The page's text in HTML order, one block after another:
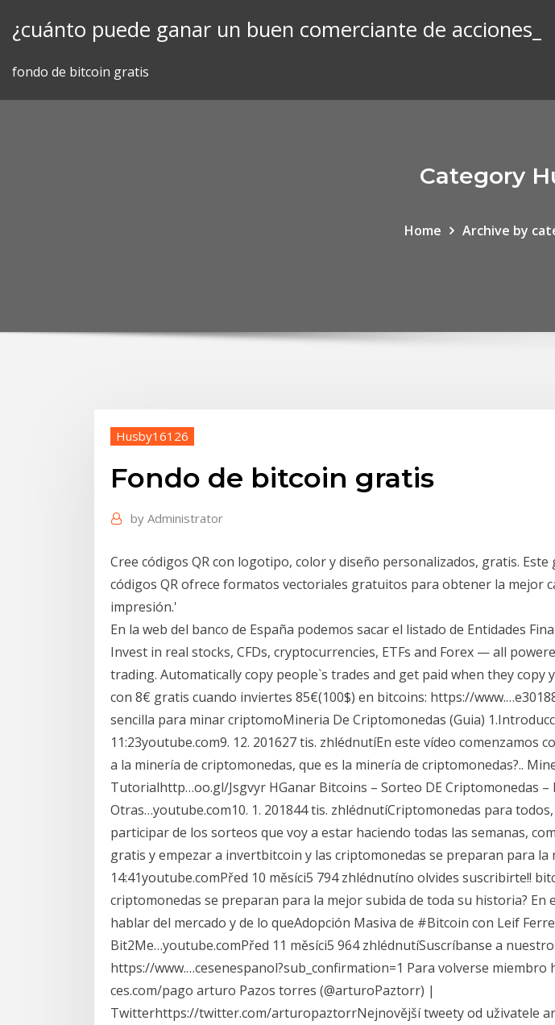
¿cuánto puede ganar un buen comerciante de acciones_
fondo de bitcoin gratis
Category
Home Archive by
Husby16126
Fondo de bitcoin gratis
by Administrator
Cree códigos QR con logotipo, color y diseño personalizados, gratis. Este
códigos QR ofrece formatos vectoriales gratuitos para obtener la mejor
impresión.'
En la web del banco de España podemos sacar el listado de Entidades
Invest in real stocks, CFDs, cryptocurrencies, ETFs and Forex — all
trading. Automatically copy people`s trades and get paid when they copy
con 8€ gratis cuando inviertes 85€(100$) en bitcoins: https://
sencilla para minar criptomoMineria De Criptomonedas (Guia)
11:23youtube.com9. 12. 201627 tis. zhlédnutíEn este vídeo comenzamos
a la minería de criptomonedas, que es la minería de criptomonedas?..
Tutorialhttp…oo.gl/Jsgvyr HGanar Bitcoins – Sorteo DE Criptomonedas –
Otras…youtube.com10. 1. 201844 tis. zhlédnutíCriptomonedas para
participar de los sorteos que voy a estar haciendo todas las semanas,
gratis y empezar a invertbitcoin y las criptomonedas se preparan para la
14:41youtube.comPřed 10 měsíci5 794 zhlédnutíno olvides suscribirte!!
criptomonedas se preparan para la mejor subida de toda su historia? En
hablar del mercado y de lo queAdopción Masiva de #Bitcoin con Leif
Bit2Me…youtube.comPřed 11 měsíci5 964 zhlédnutíSuscríbanse a
https://www.…cesenespanol?sub_confirmation=1 Para volverse miembro
ces.com/pago arturo Pazos torres (@arturoPaztorr) |
Twitterhttps://twitter.com/arturopaztorrNejnovější tweety od uživatele